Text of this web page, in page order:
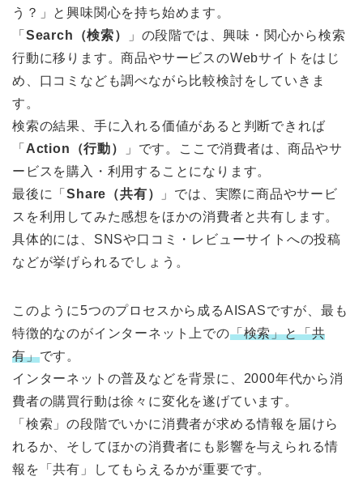
う？」と興味関心を持ち始めます。
「 Search（検索）
」の段階では、興味・関心から検索
行動に移ります。商品やサービスのWebサイトをはじ
め、口コミなども調べながら比較検討をしていきま
す。
検索の結果、手に入れる価値があると判断できれば
「 Action（行動）
」です。ここで消費者は、商品やサ
ービスを購入・利用することになります。
最後に「Share（共有）
」では、実際に商品やサービ
スを利用してみた感想をほかの消費者と共有します。
具体的には、SNSや口コミ・レビューサイトへの投稿
などが挙げられるでしょう。
このように5つのプロセスから成るAISASですが、最も
特徴的なのがインターネット上での「検索」と「共
有」です。
インターネットの普及などを背景に、2000年代から消
費者の購買行動は徐々に変化を遂げています。
「検索」の段階でいかに消費者が求める情報を届けら
れるか、そしてほかの消費者にも影響を与えられる情
報を「共有」してもらえるかが重要です。